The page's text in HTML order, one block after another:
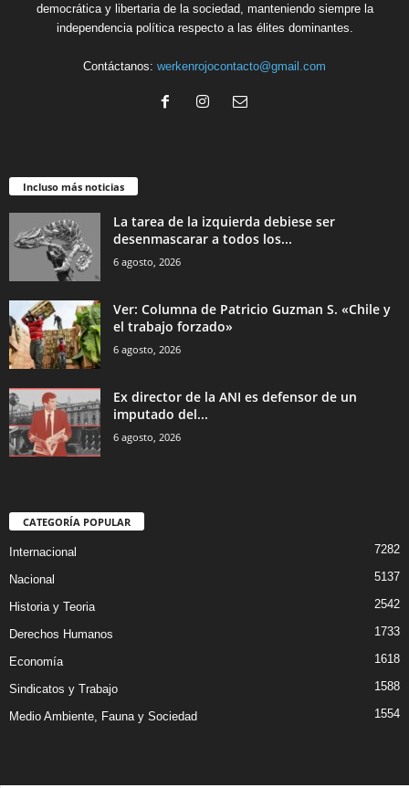
democrática y libertaria de la sociedad, manteniendo siempre la
independencia política respecto a las élites dominantes.
Contáctanos: werkenrojocontacto@gmail.com
Incluso más noticias
La tarea de la izquierda debiese ser
desenmascarar a todos los...
6 agosto, 2026
Ver: Columna de Patricio Guzman S. «Chile y
el trabajo forzado»
6 agosto, 2026
Ex director de la ANI es defensor de un
imputado del...
6 agosto, 2026
CATEGORÍA POPULAR
Internacional 7282
Nacional 5137
Historia y Teoria 2542
Derechos Humanos 1733
Economía 1618
Sindicatos y Trabajo 1588
Medio Ambiente, Fauna y Sociedad 1554